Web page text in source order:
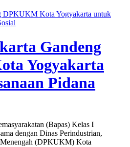
DPKUKM Kota Yogyakarta untuk
Gandeng
Yogyakarta
Pidana
(Bapas) Kelas I
dengan Dinas Perindustrian,
(DPKUKM) Kota